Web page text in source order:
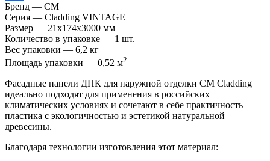
Отправить
Бренд — CM
Серия — Cladding VINTAGE
Размер — 21x174x3000 мм
Количество в упаковке — 1 шт.
Вес упаковки — 6,2 кг
Площадь упаковки — 0,52 м2
Фасадные панели ДПК для наружной отделки CM Cladding
идеально подходят для применения в российских
климатических условиях и сочетают в себе практичность
пластика с экологичностью и эстетикой натуральной
древесины.
Благодаря технологии изготовления этот материал: